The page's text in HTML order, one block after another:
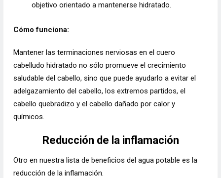
objetivo orientado a mantenerse hidratado.
Cómo funciona:
Mantener las terminaciones nerviosas en el cuero
cabelludo hidratado no sólo promueve el crecimiento
saludable del cabello, sino que puede ayudarlo a evitar el
adelgazamiento del cabello, los extremos partidos, el
cabello quebradizo y el cabello dañado por calor y
químicos.
Reducción de la inflamación
Otro en nuestra lista de beneficios del agua potable es la
reducción de la inflamación.